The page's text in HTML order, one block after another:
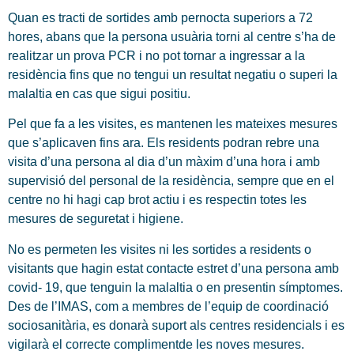
Quan es tracti de sortides amb pernocta superiors a 72
hores, abans que la persona usuària torni al centre s’ha de
realitzar un prova PCR i no pot tornar a ingressar a la
residència fins que no tengui un resultat negatiu o superi la
malaltia en cas que sigui positiu.
Pel que fa a les visites, es mantenen les mateixes mesures
que s’aplicaven fins ara. Els residents podran rebre una
visita d’una persona al dia d’un màxim d’una hora i amb
supervisió del personal de la residència, sempre que en el
centre no hi hagi cap brot actiu i es respectin totes les
mesures de seguretat i higiene.
No es permeten les visites ni les sortides a residents o
visitants que hagin estat contacte estret d’una persona amb
covid- 19, que tenguin la malaltia o en presentin símptomes.
Des de l’IMAS, com a membres de l’equip de coordinació
sociosanitària, es donarà suport als centres residencials i es
vigilarà el correcte complimentde les noves mesures.